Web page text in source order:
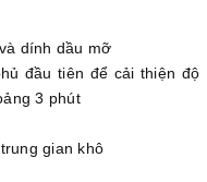
dính dầu mỡ
đầu tiên để cải thiện độ
3 phút
gian khô